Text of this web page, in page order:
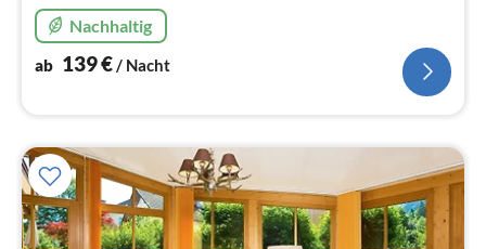
Nachhaltig
ab 139€/ Nacht